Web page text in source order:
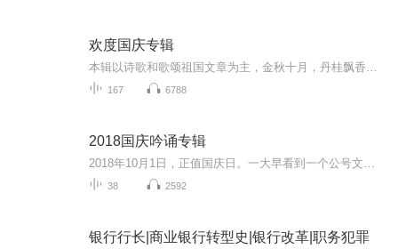
欢度国庆专辑
167 6788
2018国庆吟诵专辑
38 2592
银行行长|商业银行转型史|银行改革|职务犯罪